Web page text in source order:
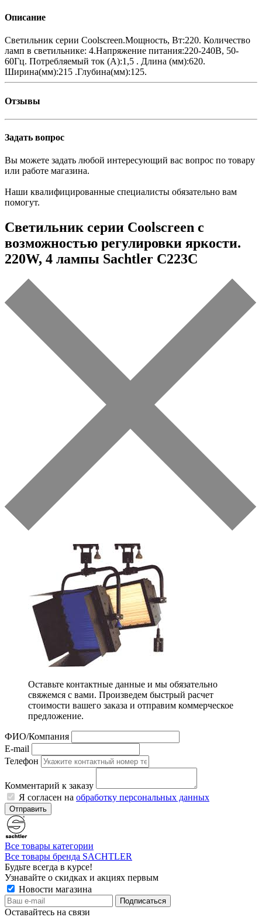
Описание
Светильник серии Coolscreen.Мощность, Вт:220. Количество
ламп в светильнике: 4.Напряжение питания:220-240В, 50-
60Гц. Потребляемый ток (A):1,5 . Длина (мм):620.
Ширина(мм):215 .Глубина(мм):125.
Отзывы
Задать вопрос
Вы можете задать любой интересующий вас вопрос по товару
или работе магазина.
Наши квалифицированные специалисты обязательно вам
помогут.
Светильник серии Coolscreen с
возможностью регулировки яркости.
220W, 4 лампы Sachtler C223C
Оставьте контактные данные и мы обязательно
свяжемся с вами. Произведем быстрый расчет
стоимости вашего заказа и отправим коммерческое
предложение.
ФИО/Компания
E-mail
Телефон
Комментарий к заказу
Я согласен на обработку персональных данных
Отправить
Все товары категории
Все товары бренда SACHTLER
Будьте всегда в курсе!
Узнавайте о скидках и акциях первым
Новости магазина
Оставайтесь на связи